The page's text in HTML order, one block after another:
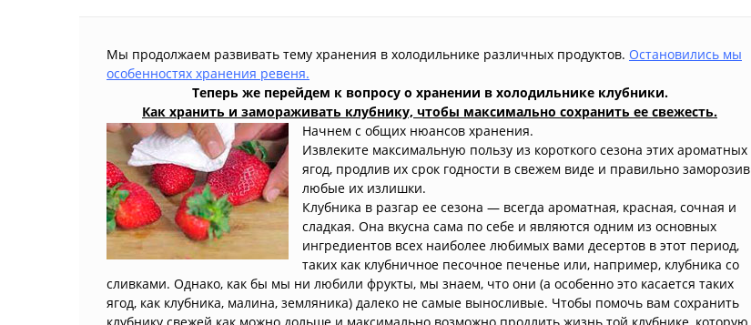
Мы продолжаем развивать тему хранения в холодильнике различных продуктов. Остановились мы
особенностях хранения ревеня.
Теперь же перейдем к вопросу о хранении в холодильнике клубники.
Как хранить и замораживать клубнику, чтобы максимально сохранить ее свежесть.
Начнем с общих нюансов хранения.
Извлеките максимальную пользу из короткого сезона этих ароматных
ягод, продлив их срок годности в свежем виде и правильно заморозив
любые их излишки.
Клубника в разгар ее сезона — всегда ароматная, красная, сочная и
сладкая. Она вкусна сама по себе и являются одним из основных
ингредиентов всех наиболее любимых вами десертов в этот период,
таких как клубничное песочное печенье или, например, клубника со
сливками. Однако, как бы мы ни любили фрукты, мы знаем, что они (а особенно это касается таких
ягод, как клубника, малина, земляника) далеко не самые выносливые. Чтобы помочь вам сохранить
клубнику свежей как можно дольше и максимально возможно продлить жизнь той клубнике, которую